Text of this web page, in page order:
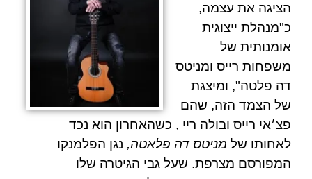
הציגה את עצמה,
כ"מנהלת ייצוגית
אומנותית של
משפחות רייס ומניטס
דה פלטה", ומיצגת
של הצמד הזה, שהם
פצ׳אי רייס ובולה ריי , כשהאחרון הוא נכד
לאחותו של מניטס דה פלאטה, נגן הפלמנקו
המפורסם מצרפת. שעל גבי הגיטרה שלו